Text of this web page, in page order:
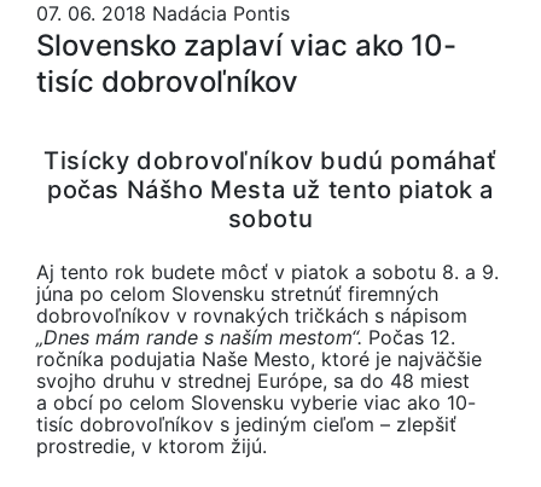
07. 06. 2018 Nadácia Pontis
Slovensko zaplaví viac ako 10-
tisíc dobrovoľníkov
Tisícky dobrovoľníkov budú pomáhať
počas Nášho Mesta už tento piatok a
sobotu
Aj tento rok budete môcť v piatok a sobotu 8. a 9.
júna po celom Slovensku stretnúť firemných
dobrovoľníkov v rovnakých tričkách s nápisom
„Dnes mám rande s naším mestom“. Počas 12.
ročníka podujatia Naše Mesto, ktoré je najväčšie
svojho druhu v strednej Európe, sa do 48 miest
a obcí po celom Slovensku vyberie viac ako 10-
tisíc dobrovoľníkov s jediným cieľom – zlepšiť
prostredie, v ktorom žijú.